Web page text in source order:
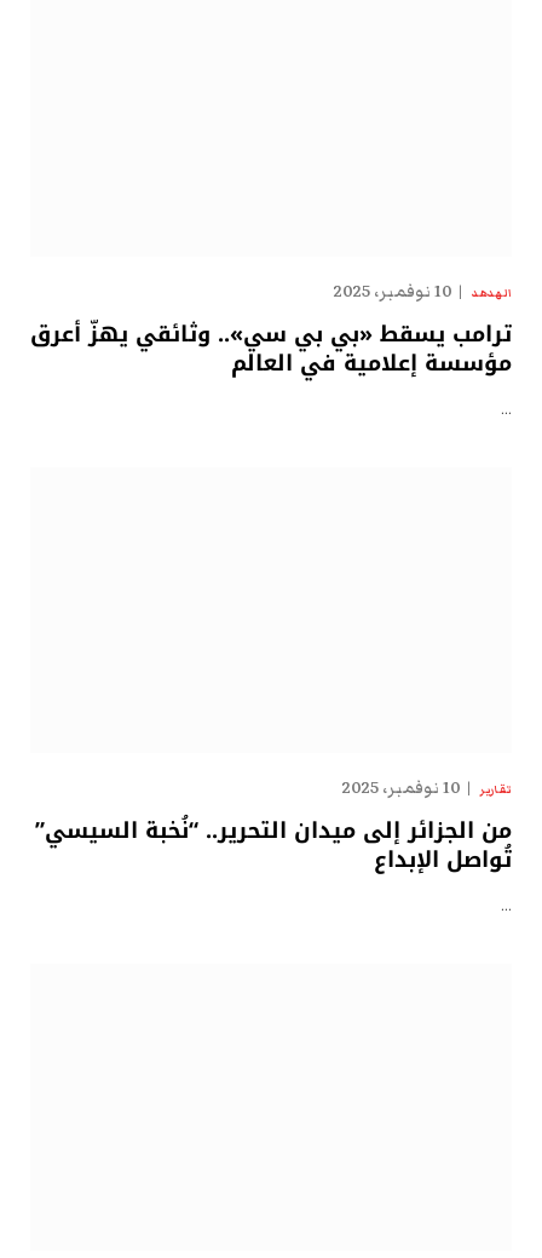
الهدهد 10 نوفمبر، 2025
ترامب يسقط «بي بي سي».. وثائقي يهزّ أعرق
مؤسسة إعلامية في العالم
…
تقارير 10 نوفمبر، 2025
من الجزائر إلى ميدان التحرير.. “نُخبة السيسي”
تُواصل الإبداع
…